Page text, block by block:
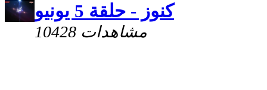
كنوز - حلقة 5 يونيو
10428 مشاهدات